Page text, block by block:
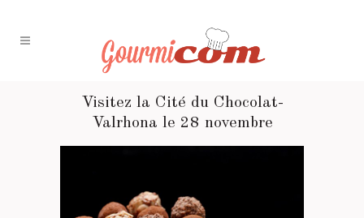
Visitez la Cité du Chocolat-
Valrhona le 28 novembre